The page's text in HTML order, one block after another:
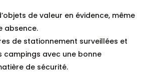
de valeur en évidence, même
absence.
de stationnement surveillées et
campings avec une bonne
de sécurité.